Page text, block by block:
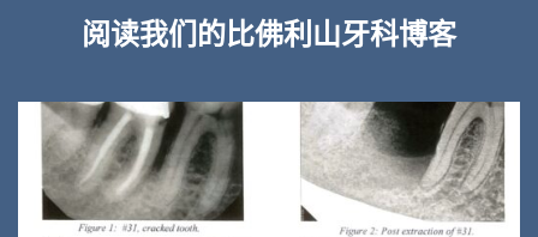
阅读我们的比佛利山牙科博客